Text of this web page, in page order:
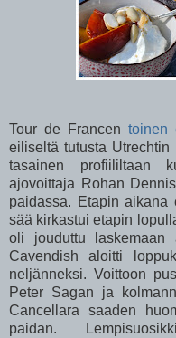
Tour de Francen toinen
eiliseltä tutusta
tasainen profiililtaan
ajovoittaja Rohan
paidassa. Etapin
sää kirkastui etapin
oli jouduttu
Cavendish aloitti
neljänneksi. Voittoon
Peter Sagan ja
Cancellara saaden
paidan.